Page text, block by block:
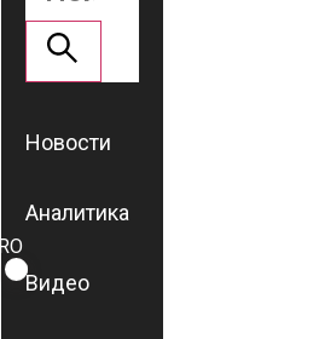
ROMÂNĂ
RU
Новости
Аналитика
Видео